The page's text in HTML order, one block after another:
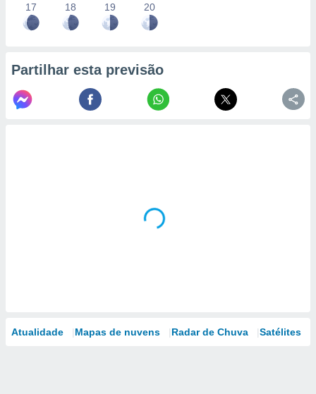
17 18 19 20
Partilhar esta previsão
Atualidade Mapas de nuvens Radar de Chuva Satélites